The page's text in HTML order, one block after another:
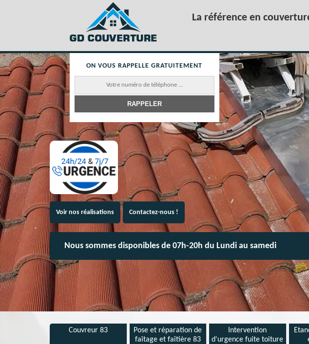
La référence en
Voir nos réalisations Contactez-nous !
Nous sommes disponibles de 07h-20h du Lundi au samedi
ON VOUS RAPPELLE GRATUITEMENT
Couvreur 83
Pose et réparation de
faîtage et faîtière 83
Intervention
d'urgence fuite toiture